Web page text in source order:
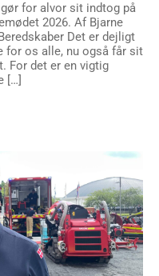
for alvor sit indtog på
2026. Af Bjarne
Det er dejligt
for os alle, nu også får sit
For det er en vigtig
[…]